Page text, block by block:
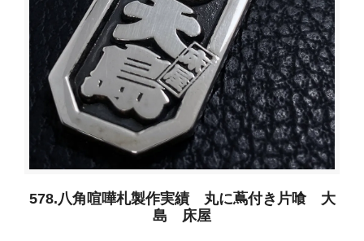
578.八角喧嘩札製作実績 丸に蔦付き片喰 大
島 床屋